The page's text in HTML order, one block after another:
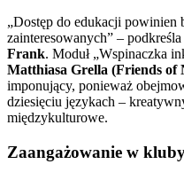
„Dostęp do edukacji
zainteresowanych” – podkreśla
Frank. Moduł „Wspinaczka
Matthiasa Grella (Friends of
imponujący, ponieważ
dziesięciu językach –
międzykulturowe.
Zaangażowanie w